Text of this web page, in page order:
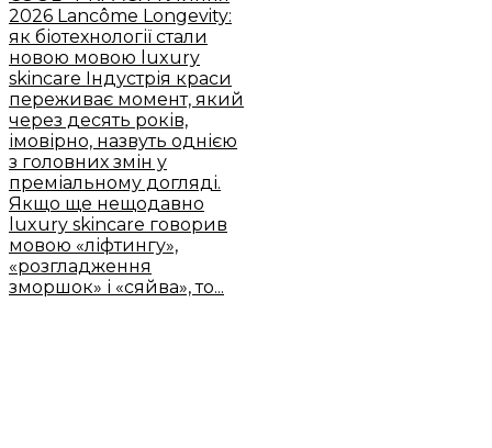
2026 Lancôme Longevity:
як біотехнології стали
новою мовою luxury
skincare Індустрія краси
переживає момент, який
через десять років,
імовірно, назвуть однією
з головних змін у
преміальному догляді.
Якщо ще нещодавно
luxury skincare говорив
мовою «ліфтингу»,
«розгладження
зморшок» і «сяйва», то...